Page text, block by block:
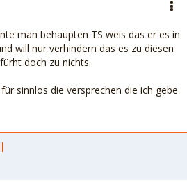
man behaupten TS weis das er es in
will nur verhindern das es zu diesen
doch zu nichts
sinnlos die versprechen die ich gebe